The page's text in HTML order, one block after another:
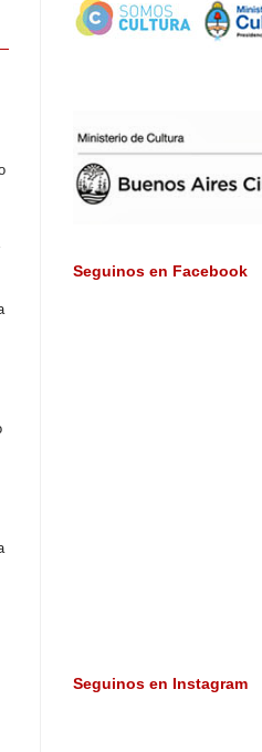
Seguinos en Facebook
Seguinos en Instagram